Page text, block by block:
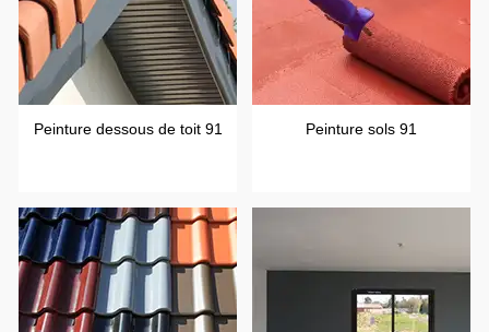
Peinture dessous de toit 91 Peinture sols 91